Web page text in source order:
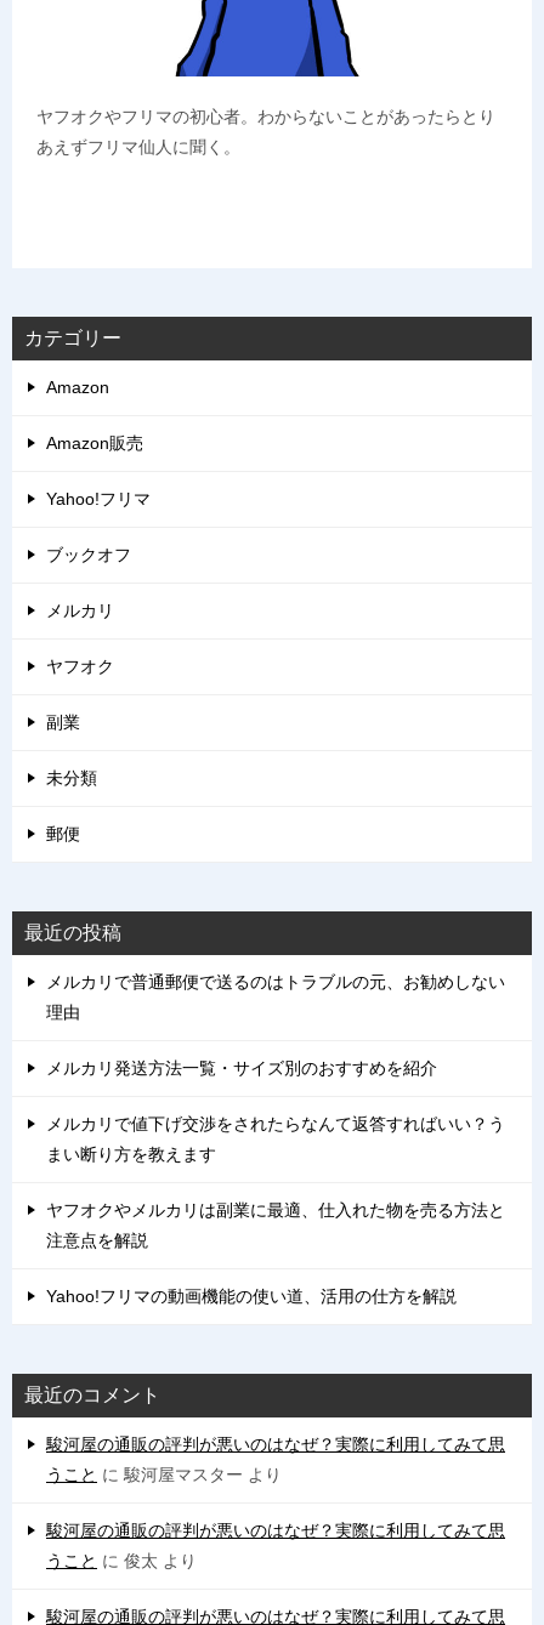
ヤフオクやフリマの初心者。わからないことがあったらとり
あえずフリマ仙人に聞く。
カテゴリー
Amazon
Amazon販売
Yahoo!フリマ
ブックオフ
メルカリ
ヤフオク
副業
未分類
郵便
最近の投稿
メルカリで普通郵便で送るのはトラブルの元、お勧めしない
理由
メルカリ発送方法一覧・サイズ別のおすすめを紹介
メルカリで値下げ交渉をされたらなんて返答すればいい？う
まい断り方を教えます
ヤフオクやメルカリは副業に最適、仕入れた物を売る方法と
注意点を解説
Yahoo!フリマの動画機能の使い道、活用の仕方を解説
最近のコメント
駿河屋の通販の評判が悪いのはなぜ？実際に利用してみて思
うこと に駿河屋マスター より
駿河屋の通販の評判が悪いのはなぜ？実際に利用してみて思
うこと に 俊太 より
駿河屋の通販の評判が悪いのはなぜ？実際に利用してみて思